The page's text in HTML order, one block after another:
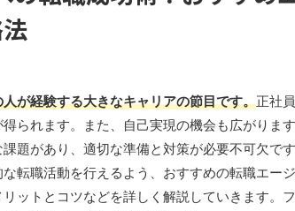
が経験する大きなキャリアの節目です。正社
られます。また、自己実現の機会も広がります
題があり、適切な準備と対策が必要不可欠です
転職活動を行えるよう、おすすめの転職エー
ットとコツなどを詳しく解説していきます。